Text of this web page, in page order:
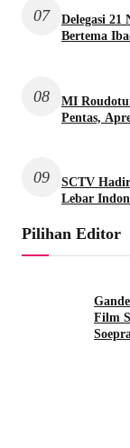
07
Delegasi 21
Bertema
08
MI
Pentas,
09
SCTV
Lebar
Pilihan Editor
Film